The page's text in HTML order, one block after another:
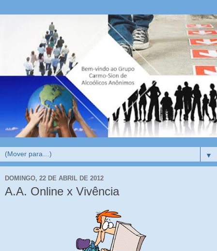
▼
DOMINGO, 22 DE ABRIL DE 2012
A.A. Online x Vivência